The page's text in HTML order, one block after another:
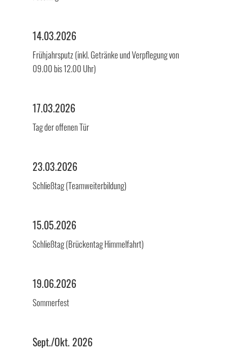
14.03.2026
Frühjahrsputz (inkl. Getränke und Verpflegung von
09.00 bis 12.00 Uhr)
17.03.2026
Tag der offenen Tür
23.03.2026
Schließtag (Teamweiterbildung)
15.05.2026
Schließtag (Brückentag Himmelfahrt)
19.06.2026
Sommerfest
Sept./Okt. 2026